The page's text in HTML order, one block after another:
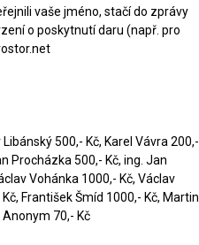
vaše jméno, stačí do zprávy
o poskytnutí daru (např. pro
500,- Kč, Karel Vávra 200,-
Procházka 500,- Kč, ing. Jan
Vohánka 1000,- Kč, Václav
František Šmíd 1000,- Kč, Martin
Anonym 70,- Kč